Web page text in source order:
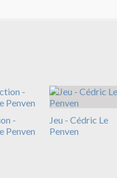
-
Penven
Jeu - Cédric Le
Penven